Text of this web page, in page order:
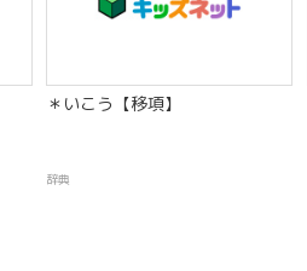
＊いこう【移項】
辞典